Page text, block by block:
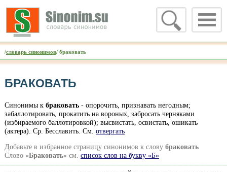
/словарь синонимов/ браковать
БРАКОВАТЬ
Синонимы к браковать- опорочить, признавать негодным;
забаллотировать, прокатить на вороных, забросать черняками
(избираемого баллотировкой); высвистать, освистать, ошикать
(актера). Ср. Бесславить. Cм. отвергать
Добавьте в избранное страницу синонимов к слову браковать
Слово «Браковать» см. список слов на букву «Б»